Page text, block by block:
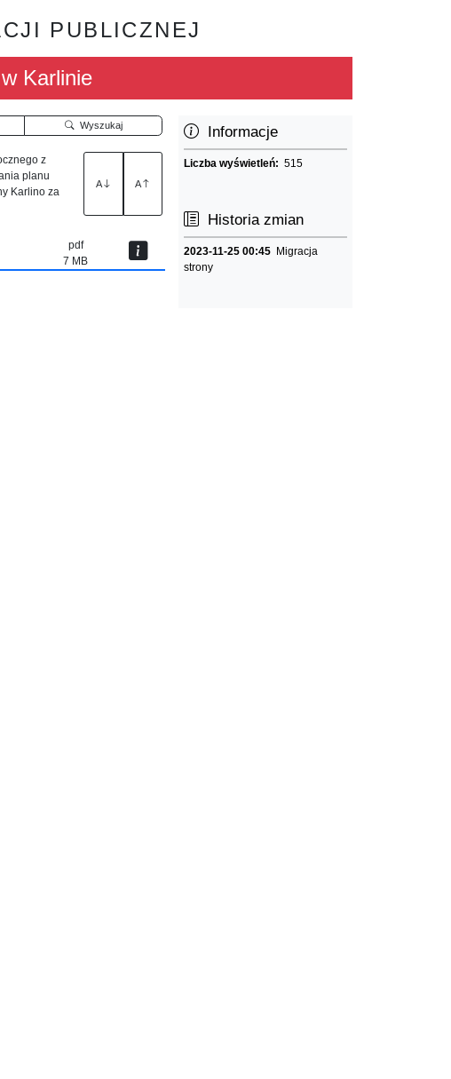
PUBLICZNEJ
Karlinie
Wyszukaj
z
planu
Karlino za
A A
pdf
7 MB
Informacje
Liczba wyświetleń:515
Historia zmian
2023-11-25 00:45 Migracja
strony